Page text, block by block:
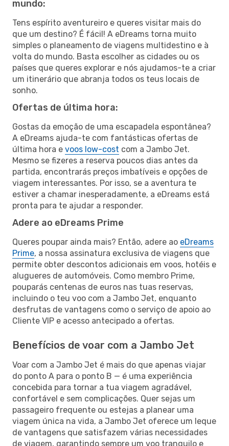
mundo:
Tens espírito aventureiro e queres visitar mais do
que um destino? É fácil! A eDreams torna muito
simples o planeamento de viagens multidestino e à
volta do mundo. Basta escolher as cidades ou os
países que queres explorar e nós ajudamos-te a criar
um itinerário que abranja todos os teus locais de
sonho.
Ofertas de última hora:
Gostas da emoção de uma escapadela espontânea?
A eDreams ajuda-te com fantásticas ofertas de
última hora e voos low-cost com a Jambo Jet.
Mesmo se fizeres a reserva poucos dias antes da
partida, encontrarás preços imbatíveis e opções de
viagem interessantes. Por isso, se a aventura te
estiver a chamar inesperadamente, a eDreams está
pronta para te ajudar a responder.
Adere ao eDreams Prime
Queres poupar ainda mais? Então, adere ao eDreams
Prime, a nossa assinatura exclusiva de viagens que
permite obter descontos adicionais em voos, hotéis e
alugueres de automóveis. Como membro Prime,
pouparás centenas de euros nas tuas reservas,
incluindo o teu voo com a Jambo Jet, enquanto
desfrutas de vantagens como o serviço de apoio ao
Cliente VIP e acesso antecipado a ofertas.
Benefícios de voar com a Jambo Jet
Voar com a Jambo Jet é mais do que apenas viajar
do ponto A para o ponto B — é uma experiência
concebida para tornar a tua viagem agradável,
confortável e sem complicações. Quer sejas um
passageiro frequente ou estejas a planear uma
viagem única na vida, a Jambo Jet oferece um leque
de vantagens que satisfazem várias necessidades
de viagem, garantindo sempre um voo tranquilo e